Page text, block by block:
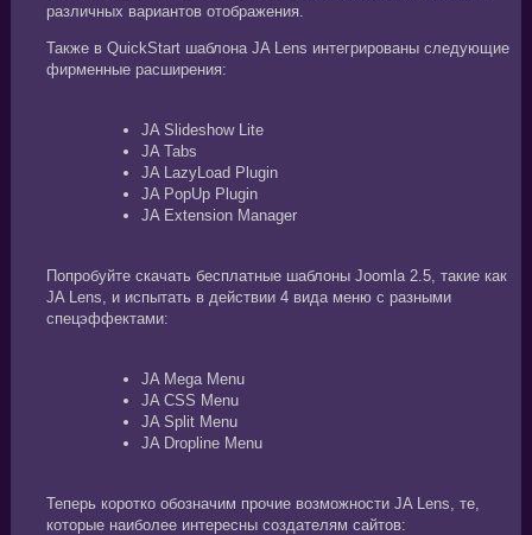
различных вариантов отображения.
Также в QuickStart шаблона JA Lens интегрированы следующие
фирменные расширения:
JA Slideshow Lite
JA Tabs
JA LazyLoad Plugin
JA PopUp Plugin
JA Extension Manager
Попробуйте скачать бесплатные шаблоны Joomla 2.5, такие как
JA Lens, и испытать в действии 4 вида меню с разными
спецэффектами:
JA Mega Menu
JA CSS Menu
JA Split Menu
JA Dropline Menu
Теперь коротко обозначим прочие возможности JA Lens, те,
которые наиболее интересны создателям сайтов: